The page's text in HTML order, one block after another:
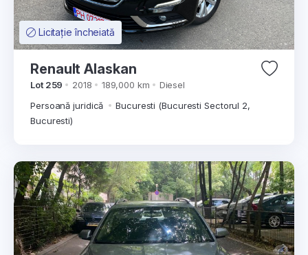
Licitație încheiată
Renault Alaskan
Lot 259 2018 189,000 km
Diesel
Persoană juridică
Bucuresti (Bucuresti Sectorul 2,
Bucuresti)